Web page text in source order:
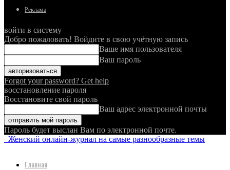
Реклама
войти в систему
Добро пожаловать! Войдите в свою учётную запись
Ваше имя пользователя
Ваш пароль
Forgot your password? Get help
восстановление пароля
Восстановите свой пароль
Ваш адрес электронной почты
Пароль будет выслан Вам по электронной почте.
Женский онлайн-журнал на самые разнообразные темы
Главная